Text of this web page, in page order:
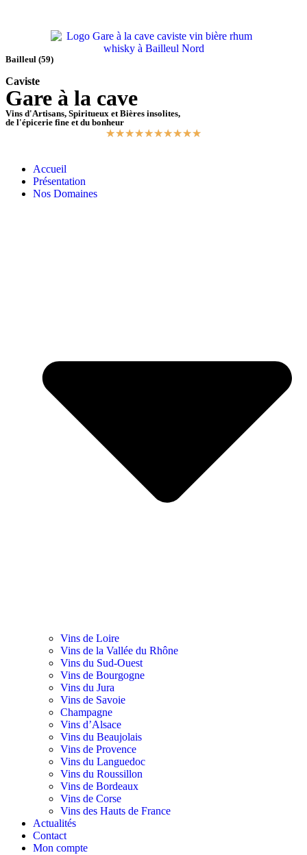
Bailleul (59)
Caviste
Gare à la cave
Vins d'Artisans, Spiritueux et Bières insolites,
de l'épicerie fine et du bonheur
★★★★★★★★★★
Accueil
Présentation
Nos Domaines
Vins de Loire
Vins de la Vallée du Rhône
Vins du Sud-Ouest
Vins de Bourgogne
Vins du Jura
Vins de Savoie
Champagne
Vins d’Alsace
Vins du Beaujolais
Vins de Provence
Vins du Languedoc
Vins du Roussillon
Vins de Bordeaux
Vins de Corse
Vins des Hauts de France
Actualités
Contact
Mon compte